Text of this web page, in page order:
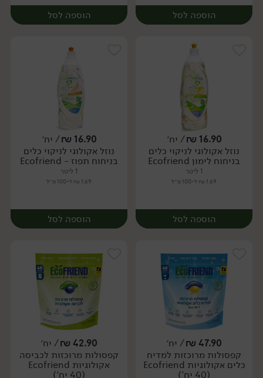
הוספה לסל
יח׳
הוספה לסל
יח׳
16.90
₪/ יח׳
נוזל אקולוגי לניקוי כלים
בניחוח לימון Ecofriend
1 ליטר
1.69 ₪ ל-100 מ״ל
הוספה לסל
יח׳
16.90
₪/ יח׳
נוזל אקולוגי לניקוי כלים
בניחוח תפוז - Ecofriend
1 ליטר
1.69 ₪ ל-100 מ״ל
הוספה לסל
יח׳
47.90
₪/ יח׳
קפסולות מרוכזות למדיח
כלים אקולוגיות Ecofriend
(40 יח')
42.90
₪/ יח׳
קפסולות מרוכזות לכביסה
אקולוגיות Ecofriend
(40 יח')